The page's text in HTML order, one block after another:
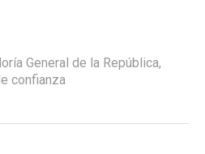
General de la República,
confianza